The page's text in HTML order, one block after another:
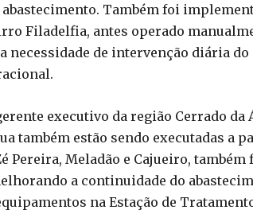
Também foi
Filadelfia, antes operado
necessidade de intervenção diária
executivo da região Cerrado da
também estão sendo executadas a
Pereira, Meladão e Cajueiro,
a continuidade do
na Estação de